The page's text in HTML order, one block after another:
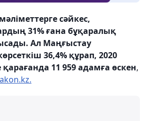
сәйкес,
31% ғана бұқаралық
Ал Маңғыстау
36,4% құрап, 2020
11 959 адамға өскен,